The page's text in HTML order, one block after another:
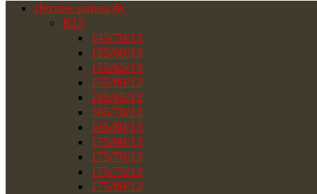
Летние шины бу
R13
145/70/13
155/60/13
155/65/13
155/80/13
165/65/13
165/70/13
165/80/13
175/60/13
175/70/13
175/75/13
175/80/13